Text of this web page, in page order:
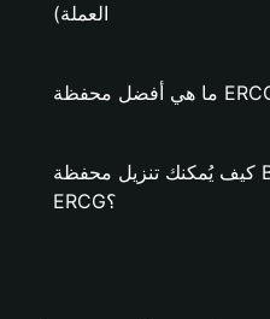
العملة)
كيف يُمكنك تنزيل محفظة Bitget وإنشاء محفظة
ERCG؟